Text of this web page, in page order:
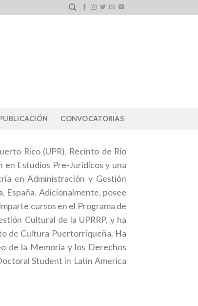
CONVOCATORIAS
Rico (UPR), Recinto de Río
Estudios Pre-Jurídicos y una
en Administración y Gestión
España. Adicionalmente, posee
cursos en el Programa de
Cultural de la UPRRP, y ha
de Cultura Puertorriqueña. Ha
de la Memoria y los Derechos
Student in Latin America